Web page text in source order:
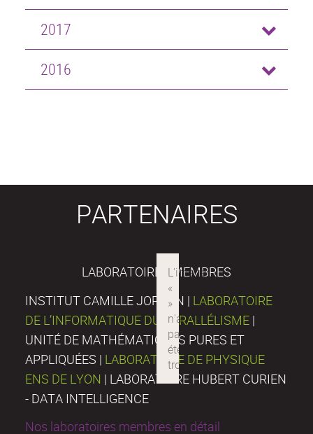
2017
2016
PARTENAIRES
LABORATOIRES MEMBRES
INSTITUT CAMILLE JORDAN | LABORATOIRE
DE L’INFORMATIQUE DU PARALLÉLISME |
UNITÉ DE MATHÉMATIQUES PURES ET
APPLIQUÉES | LABORATOIRE DE PHYSIQUE
ENS DE LYON | LABORATOIRE HUBERT CURIEN
- DATA INTELLIGENCE
Nos laboratoires membres en détail